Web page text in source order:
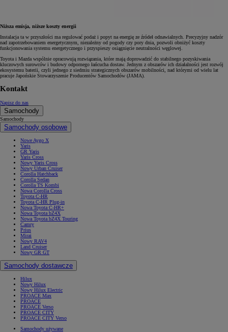
Niższa emisja, niższe koszty energii
Instalacja ta w przyszłości ma regulować podaż i popyt na energię ze źródeł odnawialnych. Precyzyjny nadzór
nad zapotrzebowaniem energetycznym, niezależny od pogody czy pory dnia, pozwoli obniżyć koszty
funkcjonowania systemu energetycznego i przyspieszy osiągnięcie neutralności węglowej.
Toyota i Mazda wspólnie opracowują rozwiązania, które mają doprowadzić do stabilnego pozyskiwania
kluczowych surowców i budowy odpornego łańcucha dostaw. Jednym z obszarów ich działalności jest rozwój
ekosystemu baterii, czyli jednego z siedmiu strategicznych obszarów mobilności, nad którymi od wielu lat
pracuje Japońskie Stowarzyszenie Producentów Samochodów (JAMA).
Kontakt
Napisz do nas
Samochody
Samochody
Samochody osobowe
Nowe Aygo X
Yaris
GR Yaris
Yaris Cross
Nowy Yaris Cross
Nowy Urban Cruiser
Corolla Hatchback
Corolla Sedan
Corolla TS Kombi
Nowa Corolla Cross
Toyota C-HR
Toyota C-HR Plug-in
Nowa Toyota C-HR+
Nowa Toyota bZ4X
Nowa Toyota bZ4X Touring
Camry
Prius
Mirai
Nowy RAV4
Land Cruiser
Nowy GR GT
Samochody dostawcze
Hilux
Nowy Hilux
Nowy Hilux Electric
PROACE Max
PROACE
PROACE Verso
PROACE CITY
PROACE CITY Verso
Samochody używane